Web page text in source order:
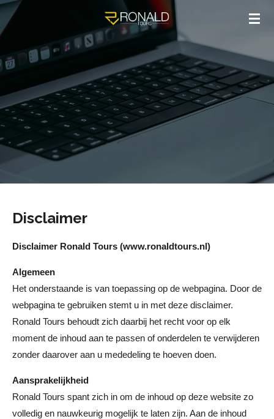
Ga
direct
de
hoofdinhoud
Disclaimer
Disclaimer Ronald Tours (www.ronaldtours.nl)
Algemeen
Het onderstaande is van toepassing op de webpagina. Door de
webpagina te gebruiken stemt u in met deze disclaimer.
Ronald Tours behoudt zich daarbij het recht voor op elk
moment de inhoud aan te passen of onderdelen te verwijderen
zonder daarover aan u mededeling te hoeven doen.
Aansprakelijkheid
Ronald Tours spant zich in om de inhoud op deze website zo
volledig en nauwkeurig mogelijk te laten zijn. Aan de inhoud